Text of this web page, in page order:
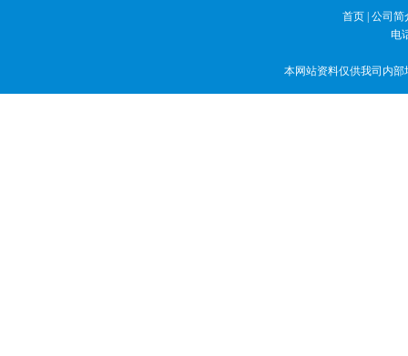
首页 | 公司简
电
本网站资料仅供我司内